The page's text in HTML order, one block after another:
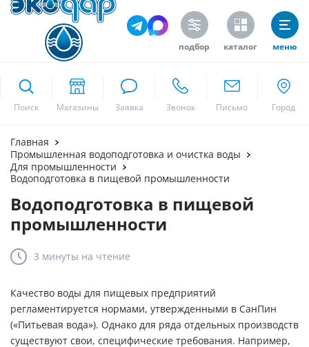
подбор каталог меню
Поиск
Главная
Промышленная водоподготовка и очистка воды
Для промышленности
Водоподготовка в пищевой промышленности
Водоподготовка в пищевой
промышленности
3 минуты на чтение
Качество воды для пищевых предприятий
регламентируется нормами, утвержденными в СанПин
(«Питьевая вода»). Однако для ряда отдельных производств
существуют свои, специфические требования. Например,